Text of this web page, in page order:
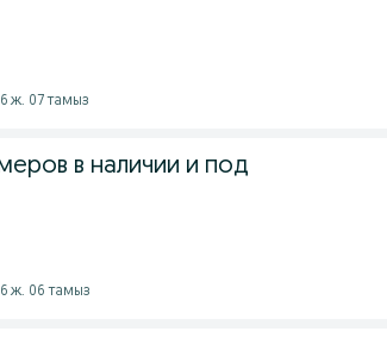
ж. 07 тамыз
в наличии и под
ж. 06 тамыз